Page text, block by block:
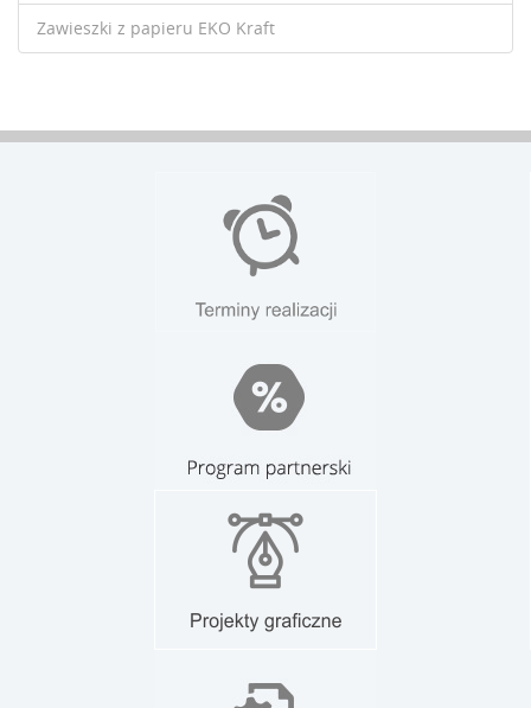
Zawieszki z papieru EKO Kraft